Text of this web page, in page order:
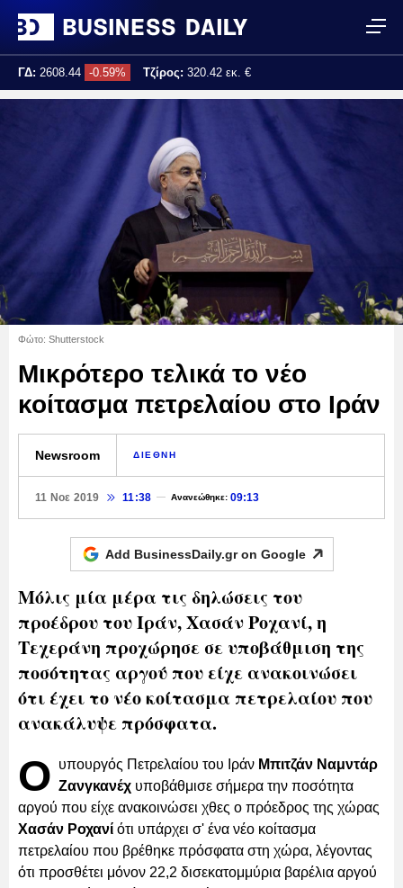
ΓΔ: 2608.44 -0.59% Τζίρος: 320.42 εκ. €
17:25:02
Φώτο: Shutterstock
Μικρότερο τελικά το νέο
κοίτασμα πετρελαίου στο Ιράν
Newsroom ΔΙΕΘΝΗ
11 Νοε 2019 11:38 Ανανεώθηκε: 09:13
Add BusinessDaily.gr on Google
Μόλις μία μέρα τις δηλώσεις του
προέδρου του Ιράν, Χασάν Ροχανί, η
Τεχεράνη προχώρησε σε υποβάθμιση της
ποσότητας αργού που είχε ανακοινώσει
ότι έχει το νέο κοίτασμα πετρελαίου που
ανακάλυψε πρόσφατα.
Ο υπουργός Πετρελαίου του Ιράν Μπιτζάν Ναμντάρ
Ζανγκανέχ υποβάθμισε σήμερα την ποσότητα
αργού που είχε ανακοινώσει χθες ο πρόεδρος της χώρας
Χασάν Ροχανί ότι υπάρχει σ' ένα νέο κοίτασμα
πετρελαίου που βρέθηκε πρόσφατα στη χώρα, λέγοντας
ότι προσθέτει μόνον 22,2 δισεκατομμύρια βαρέλια αργού